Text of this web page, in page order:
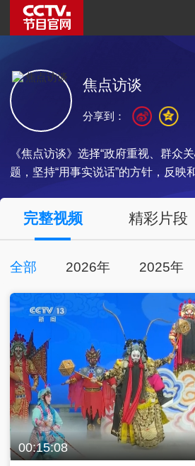
焦点访谈
《焦点访谈》选择“政府重视、群众
题，坚持“用事实说话”的方针，反映
央视影音
点击下载
分享到：
完整视频 精彩片段
全部 2026年 2025年
00:15:08